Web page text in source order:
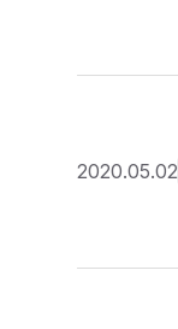
2020.05.02